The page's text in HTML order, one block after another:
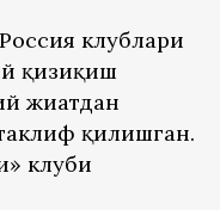
клублари
қизиқиш
жиҳатдан
қилишган.
клуби